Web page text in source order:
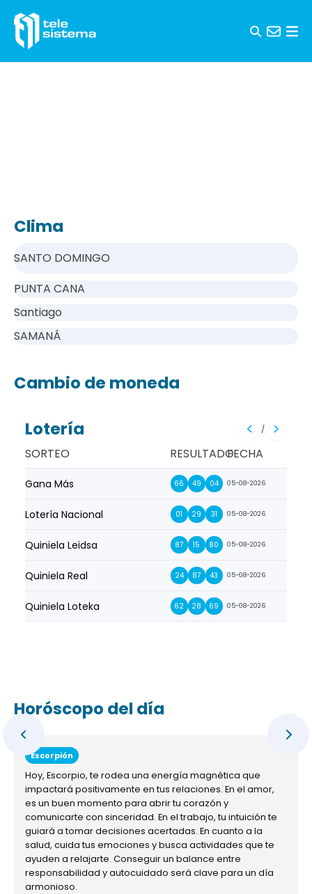
Clima
SANTO DOMINGO
PUNTA CANA
Santiago
SAMANÁ
Cambio de moneda
Lotería /
SORTEO RESULTADOFECHA
Gana Más 66 49 04 05-08-2026
Lotería Nacional 01 29 31 05-08-2026
Quiniela Leidsa 87 15 80 05-08-2026
Quiniela Real 24 87 43 05-08-2026
Quiniela Loteka 62 28 69 05-08-2026
Horóscopo del día
Escorpión
Hoy, Escorpio, te rodea una energía magnética que
impactará positivamente en tus relaciones. En el amor,
es un buen momento para abrir tu corazón y
comunicarte con sinceridad. En el trabajo, tu intuición te
guiará a tomar decisiones acertadas. En cuanto a la
salud, cuida tus emociones y busca actividades que te
ayuden a relajarte. Conseguir un balance entre
responsabilidad y autocuidado será clave para un día
armonioso.